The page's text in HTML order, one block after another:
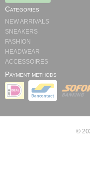
Categories
NEW ARRIVALS
SNEAKERS
FASHION
HEADWEAR
ACCESSOIRES
Payment methods
©